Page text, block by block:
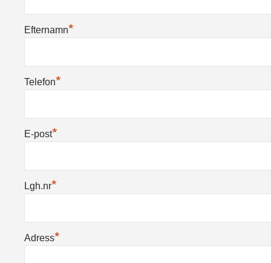
Efternamn*
Telefon*
E-post*
Lgh.nr*
Adress*